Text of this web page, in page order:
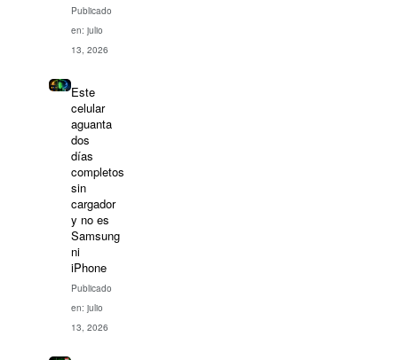
Publicado
en: julio
13, 2026
Este
celular
aguanta
dos
días
completos
sin
cargador
y no es
Samsung
ni
iPhone
Publicado
en: julio
13, 2026